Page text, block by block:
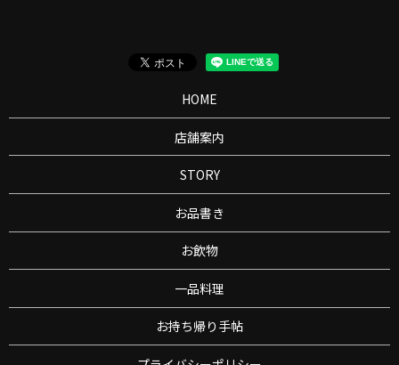
HOME
店舗案内
STORY
お品書き
お飲物
一品料理
お持ち帰り手帖